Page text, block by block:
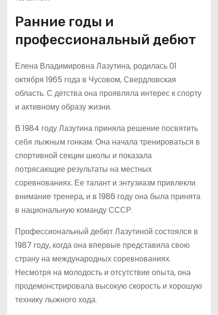
Ранние годы и
профессиональный дебют
Елена Владимировна Лазутина, родилась 01
октября 1965 года в Чусовом, Свердловская
область. С детства она проявляла интерес к спорту
и активному образу жизни.
В 1984 году Лазутина приняла решение посвятить
себя лыжным гонкам. Она начала тренироваться в
спортивной секции школы и показала
потрясающие результаты на местных
соревнованиях. Ее талант и энтузиазм привлекли
внимание тренера, и в 1986 году она была принята
в национальную команду СССР.
Профессиональный дебют Лазутиной состоялся в
1987 году, когда она впервые представила свою
страну на международных соревнованиях.
Несмотря на молодость и отсутствие опыта, она
продемонстрировала высокую скорость и хорошую
технику лыжного хода.